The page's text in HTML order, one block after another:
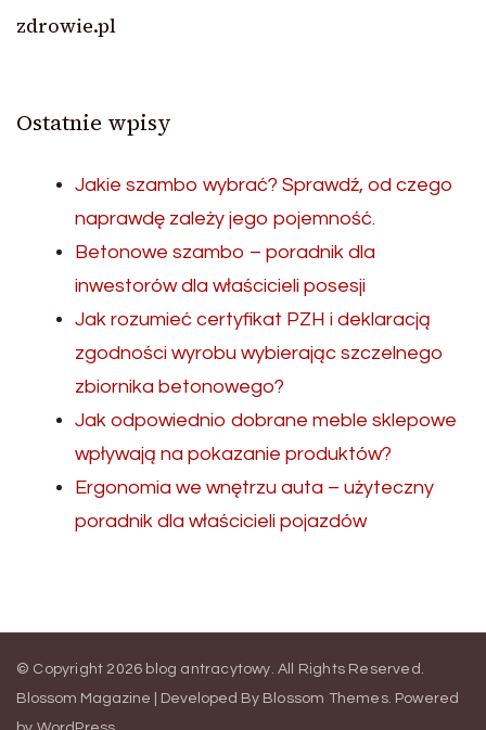
zdrowie.pl
Ostatnie wpisy
Jakie szambo wybrać? Sprawdź, od czego
naprawdę zależy jego pojemność.
Betonowe szambo – poradnik dla
inwestorów dla właścicieli posesji
Jak rozumieć certyfikat PZH i deklaracją
zgodności wyrobu wybierając szczelnego
zbiornika betonowego?
Jak odpowiednio dobrane meble sklepowe
wpływają na pokazanie produktów?
Ergonomia we wnętrzu auta – użyteczny
poradnik dla właścicieli pojazdów
© Copyright 2026 blog antracytowy. All Rights Reserved.
Blossom Magazine | Developed By Blossom Themes. Powered